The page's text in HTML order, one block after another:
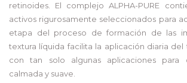
retinoides. El complejo ALPHA-PURE
activos rigurosamente seleccionados para
etapa del proceso de formación de las
textura líquida facilita la aplicación diaria del
con tan solo algunas aplicaciones para
calmada y suave.